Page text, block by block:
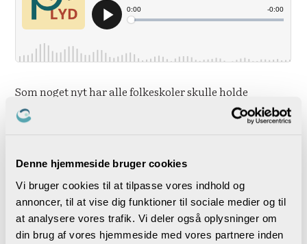
Denne hjemmeside bruger cookies
Vi bruger cookies til at tilpasse vores indhold og
annoncer, til at vise dig funktioner til sociale medier og til
at analysere vores trafik. Vi deler også oplysninger om
din brug af vores hjemmeside med vores partnere inden
Som noget nyt har alle folkeskoler skulle holde
udviklingssamtaler med kommunen. Der er få
formelle krav og høj grad af frihed til at tilrettelægge
grebet an. Skoleleder på Randersgade Skole i
hendes erfaringer og oplevelser med samtaleformatet.
Tilrettelagt af Marie Begtrup